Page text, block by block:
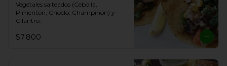
Vegetales salteados (Cebolla,
Pimentón, Choclo, Champiñón) y
Cilantro.
$7.800